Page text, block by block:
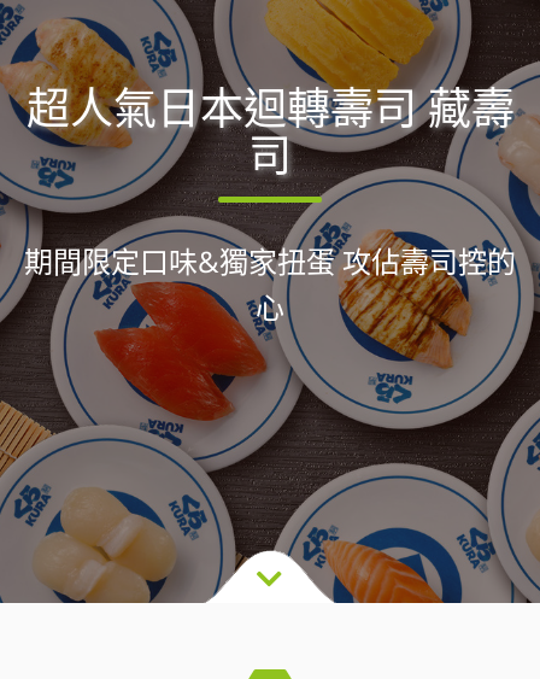
超人氣日本迴轉壽司 藏壽
司
期間限定口味&獨家扭蛋 攻佔壽司控的
心